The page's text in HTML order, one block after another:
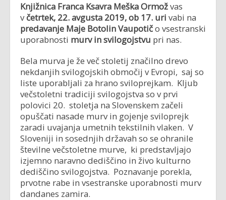
Knjižnica Franca Ksavra Meška Ormožvas
včetrtek, 22. avgusta 2019, ob 17. uri vabi na
predavanje Maje Botolin Vaupotičo vsestranski
uporabnosti murv in svilogojstvu pri nas.
Bela murva je že več stoletij značilno drevo
nekdanjih svilogojskih območij v Evropi, saj so
liste uporabljali za hrano sviloprejkam. Kljub
večstoletni tradiciji svilogojstva so v prvi
polovici 20. stoletja na Slovenskem začeli
opuščati nasade murv in gojenje sviloprejk
zaradi uvajanja umetnih tekstilnih vlaken. V
Sloveniji in sosednjih državah so se ohranile
številne večstoletne murve, ki predstavljajo
izjemno naravno dediščino in živo kulturno
dediščino svilogojstva. Poznavanje porekla,
prvotne rabe in vsestranske uporabnosti murv
dandanes zamira.